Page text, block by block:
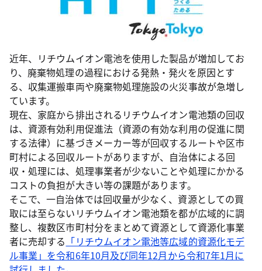
近年、リチウムイオン電池を使用した製品が増加してお
り、廃棄物処理の過程における発熱・発火を原因とす
る、収集運搬車両や廃棄物処理施設の火災事故が急増し
ています。
現在、家庭から排出されるリチウムイオン電池類の回収
は、資源有効利用促進法（資源の有効な利用の促進に関
する法律）に基づきメーカー等が回収するルートや区市
町村による回収ルートがありますが、自治体による回
収・処理には、処理事業者が少ないことや処理にかかる
コストの負担が大きい等の課題があります。
そこで、一自治体では回収量が少なく、資源としての買
取には至らないリチウムイオン電池類を都が広域的に調
整し、複数区市町村分をまとめて資源として資源化事業
者に売却する 「リチウムイオン電池等広域的資源化モデ
ル事業」を令和6年10月及び同年12月から令和7年1月に